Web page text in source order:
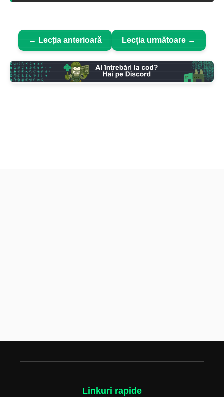
← Lecția anterioară Lecția următoare →
Linkuri rapide